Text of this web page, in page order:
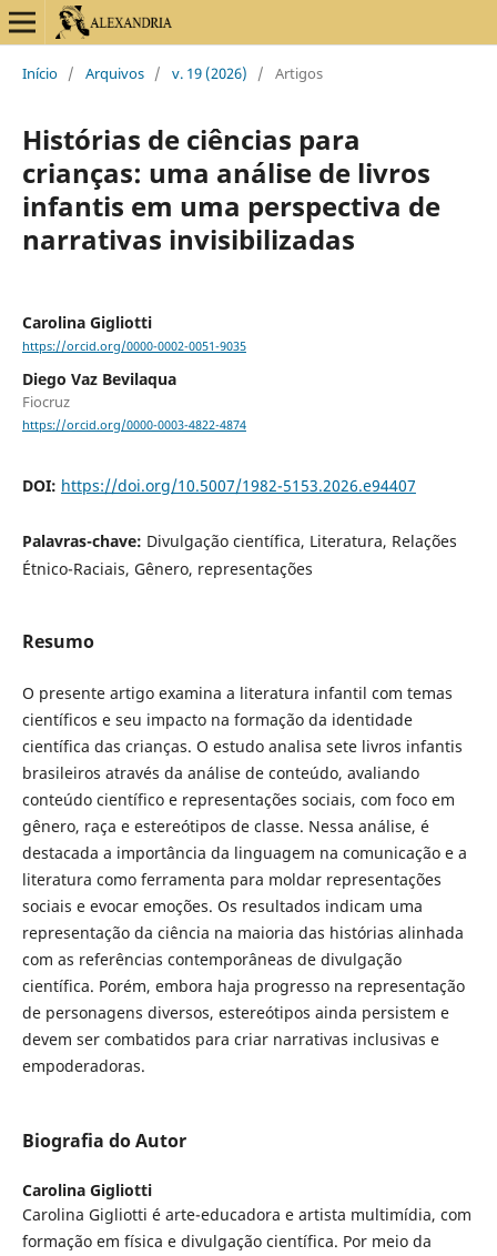
Início / Arquivos / v. 19 (2026) / Artigos
Histórias de ciências para
crianças: uma análise de livros
infantis em uma perspectiva de
narrativas invisibilizadas
Carolina Gigliotti
https://orcid.org/0000-0002-0051-9035
Diego Vaz Bevilaqua
Fiocruz
https://orcid.org/0000-0003-4822-4874
DOI: https://doi.org/10.5007/1982-5153.2026.e94407
Palavras-chave: Divulgação científica, Literatura, Relações
Étnico-Raciais, Gênero, representações
Resumo
O presente artigo examina a literatura infantil com temas
científicos e seu impacto na formação da identidade
científica das crianças. O estudo analisa sete livros infantis
brasileiros através da análise de conteúdo, avaliando
conteúdo científico e representações sociais, com foco em
gênero, raça e estereótipos de classe. Nessa análise, é
destacada a importância da linguagem na comunicação e a
literatura como ferramenta para moldar representações
sociais e evocar emoções. Os resultados indicam uma
representação da ciência na maioria das histórias alinhada
com as referências contemporâneas de divulgação
científica. Porém, embora haja progresso na representação
de personagens diversos, estereótipos ainda persistem e
devem ser combatidos para criar narrativas inclusivas e
empoderadoras.
Biografia do Autor
Carolina Gigliotti
Carolina Gigliotti é arte-educadora e artista multimídia, com
formação em física e divulgação científica. Por meio da